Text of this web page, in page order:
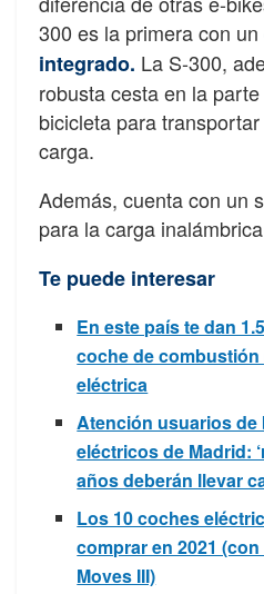
300 es la primera con un
integrado. La S-300,
robusta cesta en la
bicicleta para
carga.
Además, cuenta con un
para la carga
Te puede interesar
En este país te dan
coche de
eléctrica
Atención usuarios de
eléctricos de Madrid:
años deberán llevar
Los 10 coches
comprar en 2021 (con
Moves III)